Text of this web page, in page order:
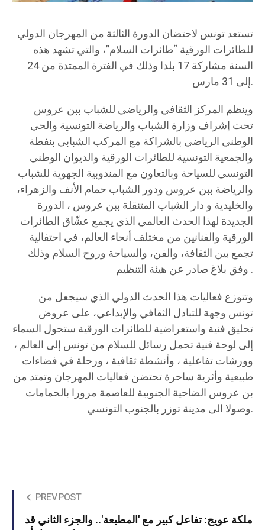
تستعد تونس لاحتضان الدورة الثالثة من المهرجان الدولي
للطائرات الورقية “طائرات السلام”، والتي تشهد هذه
السنة مشاركة 17 بلدا وذلك في الفترة الممتدة من 24
إلى 31 مارس.
وينظم المركز الثقافي والرياضي للشباب ببن عروس
تحت إشراف وزارة الشباب والرياضة التونسية والحي
الوطني الرياضي بالشراكة مع المركب الشبابي بنفطة
والجمعية التونسية للطائرات الورقية والديوان الوطني
التونسي للسياحة وبالتعاون مع المندوبية الجهوية للشباب
والرياضة ببن عروس ودور الشباب حمام الأنف والزهراء،
والخليدية و دار الشباب المتنقلة ببن عروس ، الدورة
الجديدة لهذا الحدث العالمي الذي يجمع عشّاق الطائرات
الورقية والفنانين من مختلف أنحاء العالم، في احتفالية
تجمع بين الثقافة، والفن، والسياحة وروح السلام وذلك
وفق بلاغ صادر عن هيئة التنظيم .
وتتوزع فعاليات هذا الحدث الدولي الذي سيجعل من
تونس وجهة للتبادل الثقافي والإبداعي، على عروض
تحليق فنية واستعراضية للطائرات الورقية ستحول السماء
إلى لوحة فنية تحمل رسائل للسلام من تونس إلى العالم ،
وورشات تفاعلية ، وأنشطة ثقافية ، ورحلة في فضاءات
طبيعية وأثرية ساحرة تحتضن فعاليات المهرجان وتمتد من
بن عروس الضاحية الجنوبية للعاصمة مرورا بالحمامات
وصولا الى مدينة توزر بالجنوب التونسي.
PREV POST
ملكة عويج: تفاعل كبير مع 'المطبعة'.. والجزء الثاني قد